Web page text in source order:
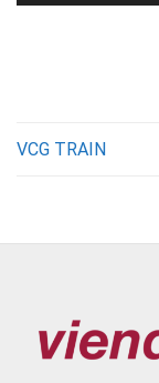
VCG TRAIN